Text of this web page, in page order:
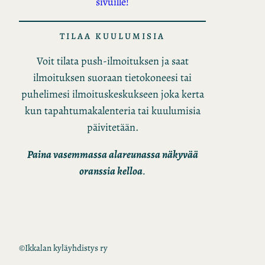
TILAA KUULUMISIA
Voit tilata push-ilmoituksen ja saat
ilmoituksen suoraan tietokoneesi tai
puhelimesi ilmoituskeskukseen joka kerta
kun tapahtumakalenteria tai kuulumisia
päivitetään.
Paina vasemmassa alareunassa näkyvää
oranssia kelloa.
©Ikkalan kyläyhdistys ry